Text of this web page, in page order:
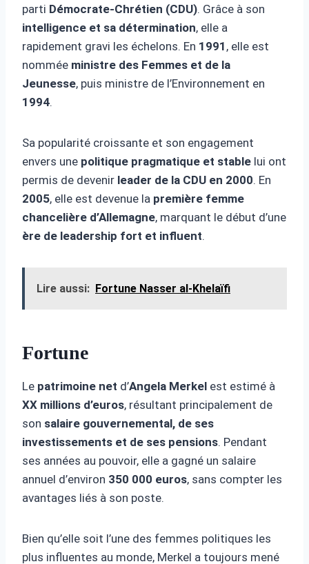
parti Démocrate-Chrétien (CDU). Grâce à son
intelligence et sa détermination, elle a
rapidement gravi les échelons. En 1991 , elle est
nommée ministre des Femmes et de la
Jeunesse, puis ministre de l’Environnement en
1994.
Sa popularité croissante et son engagement
envers une politique pragmatique et stable lui ont
permis de devenir leader de la CDU en 2000. En
2005, elle est devenue la première femme
chancelière d’Allemagne, marquant le début d’une
ère de leadership fort et influent.
Lire aussi: Fortune Nasser al-Khelaïfi
Fortune
Le patrimoine net d’Angela Merkel est estimé à
XX millions d’euros, résultant principalement de
son salaire gouvernemental, de ses
investissements et de ses pensions. Pendant
ses années au pouvoir, elle a gagné un salaire
annuel d’environ 350 000 euros, sans compter les
avantages liés à son poste.
Bien qu’elle soit l’une des femmes politiques les
plus influentes au monde, Merkel a toujours mené